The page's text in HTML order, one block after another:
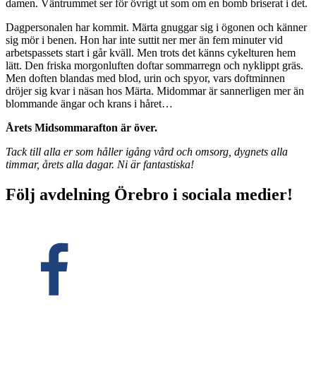
damen. Väntrummet ser för övrigt ut som om en bomb briserat i det.
Dagpersonalen har kommit. Märta gnuggar sig i ögonen och känner
sig mör i benen. Hon har inte suttit ner mer än fem minuter vid
arbetspassets start i går kväll. Men trots det känns cykelturen hem
lätt. Den friska morgonluften doftar sommarregn och nyklippt gräs.
Men doften blandas med blod, urin och spyor, vars doftminnen
dröjer sig kvar i näsan hos Märta. Midommar är sannerligen mer än
blommande ängar och krans i håret…
Årets Midsommarafton är över.
Tack till alla er som håller igång vård och omsorg, dygnets alla
timmar, årets alla dagar. Ni är fantastiska!
Följ avdelning Örebro i sociala medier!